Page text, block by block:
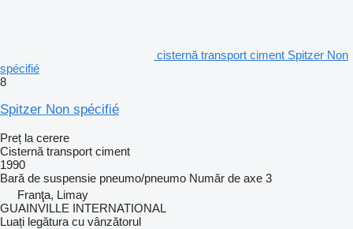
cisternă transport ciment Spitzer Non
spécifié
8
Spitzer Non spécifié
Preț la cerere
Cisternă transport ciment
1990
Bară de suspensie pneumo/pneumo Număr de axe 3
Franţa, Limay
GUAINVILLE INTERNATIONAL
Luați legătura cu vânzătorul